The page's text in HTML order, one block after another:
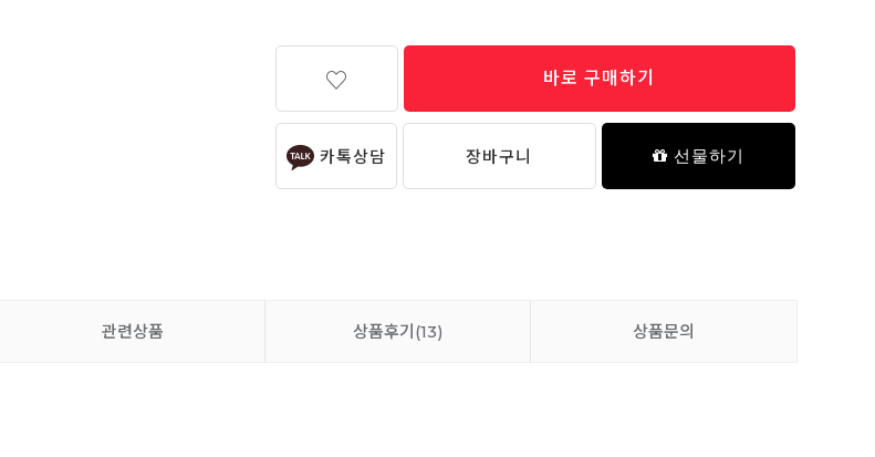
바로 구매하기
카톡상담 장바구니 선물하기
관련상품 상품후기(13) 상품문의